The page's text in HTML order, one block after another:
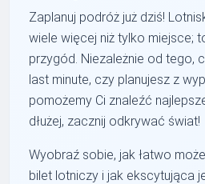
Zaplanuj podróż już dziś!
wiele więcej niż tylko miejsce;
przygód. Niezależnie od tego,
last minute, czy planujesz z
pomożemy Ci znaleźć
dłużej, zacznij odkrywać świat!
Wyobraź sobie, jak łatwo
bilet lotniczy i jak ekscytująca